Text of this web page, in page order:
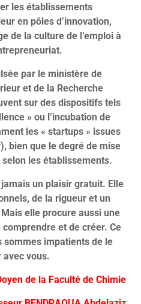
les établissements
en pôles d’innovation,
de la culture de l’emploi à
par le ministère de
et de la Recherche
sur des dispositifs tels
» ou l’incubation de
les « startups » issues
bien que le degré de mise
les établissements.
jamais un plaisir gratuit. Elle
de la rigueur et un
elle procure aussi une
et de créer. Ce
sommes impatients de le
avec vous.
de la Faculté de Chimie